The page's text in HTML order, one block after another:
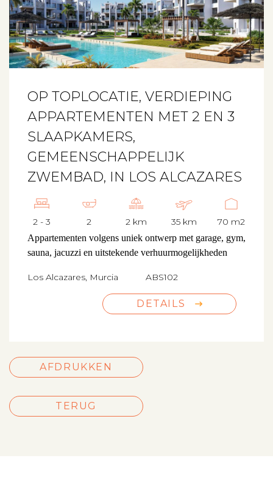
OP TOPLOCATIE, VERDIEPING
APPARTEMENTEN MET 2 EN 3
SLAAPKAMERS,
GEMEENSCHAPPELIJK
ZWEMBAD, IN LOS ALCAZARES
2 - 3 2 2 km 35 km 70 m2
Appartementen volgens uniek ontwerp met garage, gym,
sauna, jacuzzi en uitstekende verhuurmogelijkheden
Los Alcazares, Murcia ABS102
DETAILS
AFDRUKKEN
TERUG